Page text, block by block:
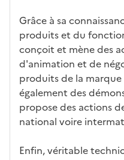
Grâce à sa
produits et du
conçoit et mène des
d'animation et de
produits de la
également des
propose des actions
national voire
Enfin, véritable